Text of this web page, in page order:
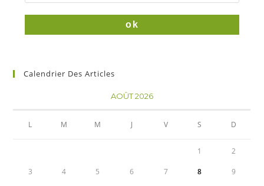
Calendrier Des Articles
AOÛT 2026
L M M J V S D
1 2
3 4 5 6 7 8 9